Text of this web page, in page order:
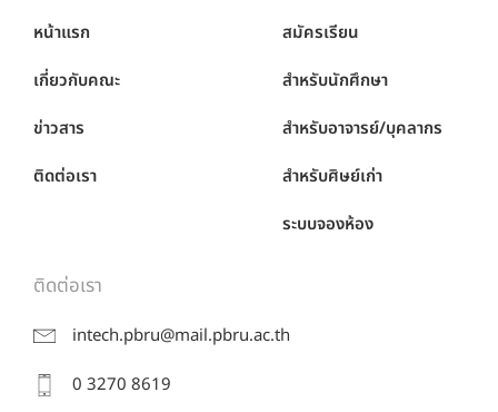
หน้าแรก
เกี่ยวกับคณะ
ข่าวสาร
ติดต่อเรา
สมัครเรียน
สำหรับนักศึกษา
สำหรับอาจารย์/บุคลากร
สำหรับศิษย์เก่า
ระบบจองห้อง
ติดต่อเรา
intech.pbru@mail.pbru.ac.th
0 3270 8619